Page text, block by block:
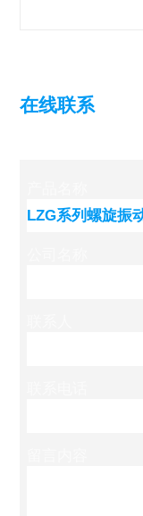
在线联系